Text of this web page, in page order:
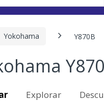
Yokohama Y870B
Explorar